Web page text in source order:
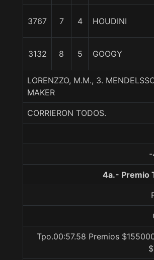
3767 7 4 HOUDINI
3132 8 5 GOOGY
LORENZZO, M.M., 3.
MAKER
CORRIERON TODOS.
4a.- Premio
Tpo.00:57.58 Premios